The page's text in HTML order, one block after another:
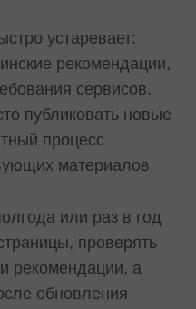
устаревает:
рекомендации,
сервисов.
публиковать новые
процесс
материалов.
или раз в год
проверять
рекомендации, а
обновления